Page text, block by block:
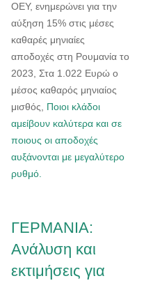
ΟΕΥ, ενημερώνει για την
αύξηση 15% στις μέσες
καθαρές μηνιαίες
αποδοχές στη Ρουμανία το
2023, Στα 1.022 Ευρώ ο
μέσος καθαρός μηνιαίος
μισθός, Ποιοι κλάδοι
αμείβουν καλύτερα και σε
ποιους οι αποδοχές
αυξάνονται με μεγαλύτερο
ρυθμό.
ΓΕΡΜΑΝΙΑ:
Ανάλυση και
εκτιμήσεις για